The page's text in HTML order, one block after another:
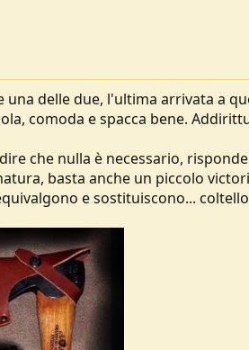
delle due, l'ultima arrivata a
comoda e spacca bene.
che nulla è necessario,
basta anche un piccolo
e sostituiscono...